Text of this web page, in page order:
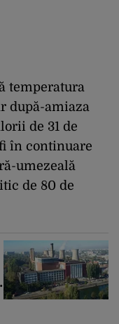
temperatura
după-amiaza
de 31 de
în continuare
umezeală
de 80 de